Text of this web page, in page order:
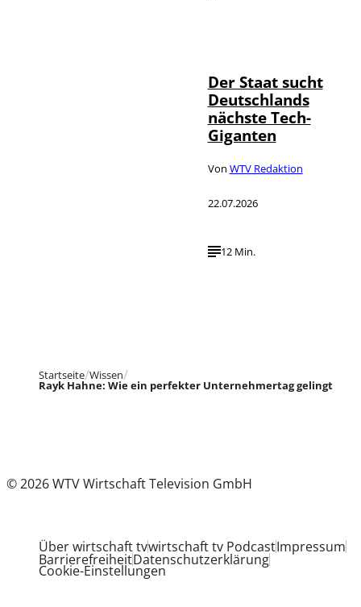
Der Staat sucht
Deutschlands
nächste Tech-
Giganten
Von WTV Redaktion
22.07.2026
12 Min.
Startseite Wissen
Rayk Hahne: Wie ein perfekter Unternehmertag gelingt
© 2026 WTV Wirtschaft Television GmbH
Über wirtschaft tvwirtschaft tv PodcastImpressum
BarrierefreiheitDatenschutzerklärung
Cookie-Einstellungen